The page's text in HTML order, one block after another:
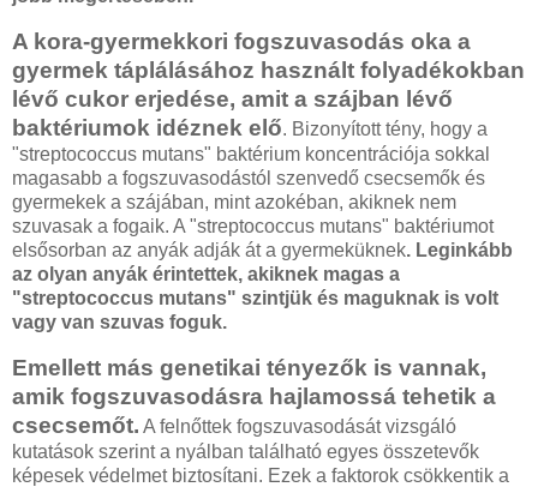
A kora-gyermekkori fogszuvasodás oka a
gyermek táplálásához használt folyadékokban
lévő cukor erjedése, amit a szájban lévő
baktériumok idéznek elő. Bizonyított tény, hogy a
"streptococcus mutans" baktérium koncentrációja sokkal
magasabb a fogszuvasodástól szenvedő csecsemők és
gyermekek a szájában, mint azokéban, akiknek nem
szuvasak a fogaik. A "streptococcus mutans" baktériumot
elsősorban az anyák adják át a gyermeküknek. Leginkább
az olyan anyák érintettek, akiknek magas a
"streptococcus mutans" szintjük és maguknak is volt
vagy van szuvas foguk.
Emellett más genetikai tényezők is vannak,
amik fogszuvasodásra hajlamossá tehetik a
csecsemőt. A felnőttek fogszuvasodását vizsgáló
kutatások szerint a nyálban található egyes összetevők
képesek védelmet biztosítani. Ezek a faktorok csökkentik a